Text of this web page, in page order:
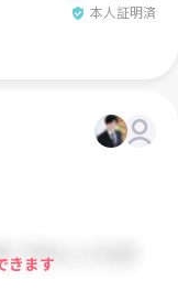
本人証明済
きます